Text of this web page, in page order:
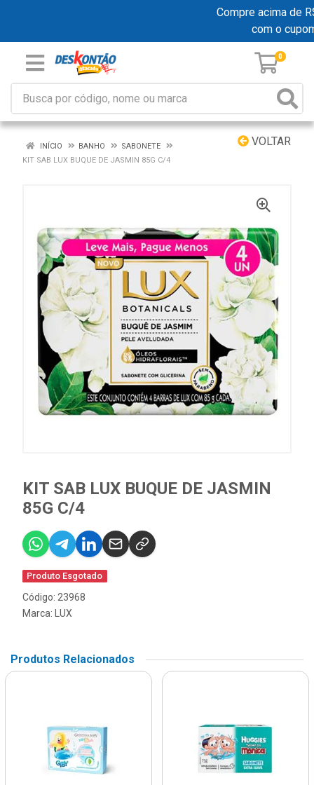
Compre acima de
com o
0
VOLTAR
INÍCIO BANHO
SABONETE
KIT SAB LUX BUQUE DE JASMIN 85G C/4
KIT SAB LUX BUQUE DE JASMIN
85G C/4
Produto Esgotado
Código: 23968
Marca:
LUX
Produtos Relacionados